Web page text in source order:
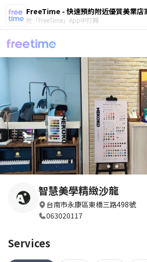
FreeTime - 快速預約附近優質美業店
在「FreeTime」App中打開
circle circle
智慧美學精緻沙龍
台南市永康區東橋三路498號
063020117
Services